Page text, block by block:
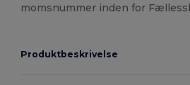
momsnummer inden for
Produktbeskrivelse